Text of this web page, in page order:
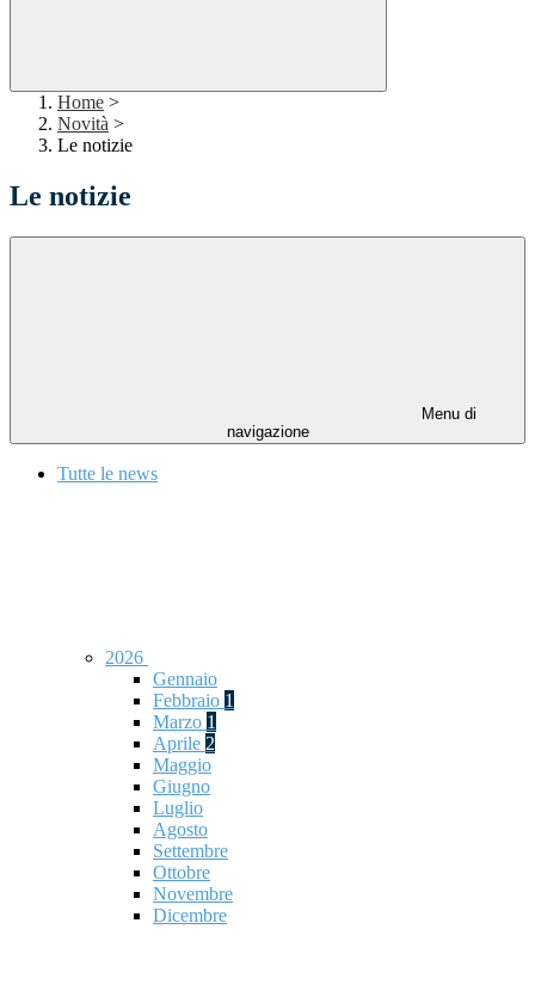
Home >
Novità >
Le notizie
Le notizie
Menu di
navigazione
Tutte le news
2026
Gennaio
Febbraio 1
Marzo 1
Aprile 2
Maggio
Giugno
Luglio
Agosto
Settembre
Ottobre
Novembre
Dicembre